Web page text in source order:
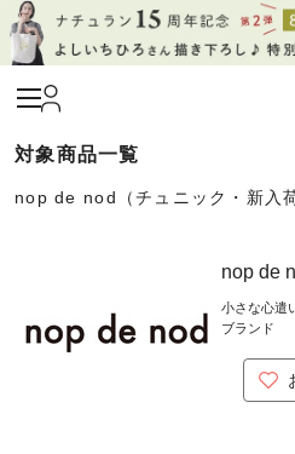
nop de nod（チュニック・新入
nop de
小さな心遣
ブランド